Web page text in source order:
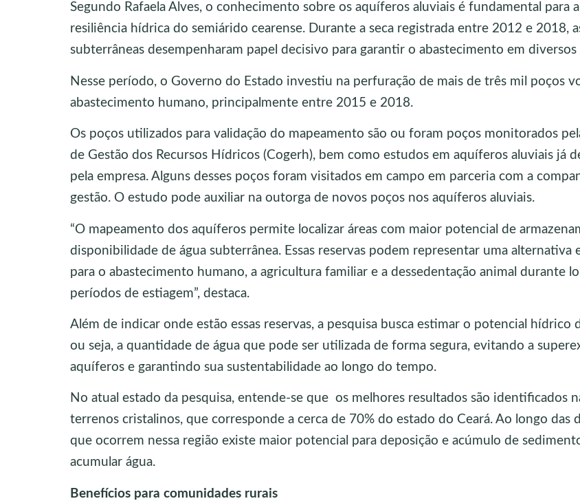
Segundo Rafaela Alves, o conhecimento sobre os aquíferos aluviais é fundamental para
resiliência hídrica do semiárido cearense. Durante a seca registrada entre 2012 e 2018,
subterrâneas desempenharam papel decisivo para garantir o abastecimento em
Nesse período, o Governo do Estado investiu na perfuração de mais de três mil poços
abastecimento humano, principalmente entre 2015 e 2018.
Os poços utilizados para validação do mapeamento são ou foram poços monitorados
de Gestão dos Recursos Hídricos (Cogerh), bem como estudos em aquíferos aluviais já
pela empresa. Alguns desses poços foram visitados em campo em parceria com a
gestão. O estudo pode auxiliar na outorga de novos poços nos aquíferos aluviais.
“O mapeamento dos aquíferos permite localizar áreas com maior potencial de
disponibilidade de água subterrânea. Essas reservas podem representar uma alternativa
para o abastecimento humano, a agricultura familiar e a dessedentação animal durante
períodos de estiagem”, destaca.
Além de indicar onde estão essas reservas, a pesquisa busca estimar o potencial hídrico
ou seja, a quantidade de água que pode ser utilizada de forma segura, evitando a
aquíferos e garantindo sua sustentabilidade ao longo do tempo.
No atual estado da pesquisa, entende-se que os melhores resultados são identificados
terrenos cristalinos, que corresponde a cerca de 70% do estado do Ceará. Ao longo das
que ocorrem nessa região existe maior potencial para deposição e acúmulo de
acumular água.
Benefícios para comunidades rurais